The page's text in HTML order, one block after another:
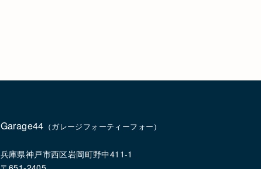
Garage44 （ガレージフォーティーフォー）
兵庫県神戸市西区岩岡町野中411-1